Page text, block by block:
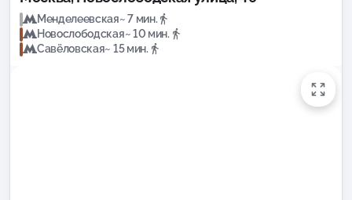
Менделеевская~ 7 мин.
Новослободская~ 10 мин.
Савёловская~ 15 мин.